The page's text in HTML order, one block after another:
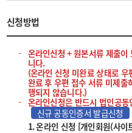
신청방법
온라인신청 + 원본서류 제출
니다.
(온라인 신청 미완료 상태로
완료 후 우편 접수 서류 미제
행되지 않습니다.)
온라인신청은 반드시 법인공
신규 공동인증서 발급신청
1. 온라인 신청 [개인회원(사